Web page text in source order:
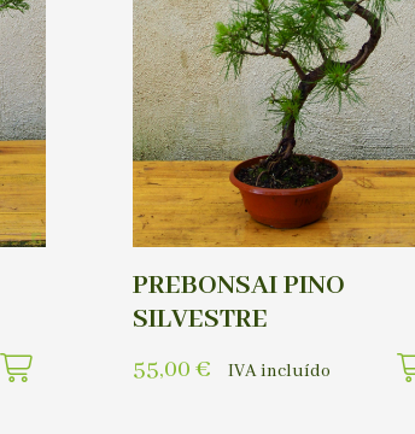
PREBONSAI PINO
SILVESTRE
55,00 € IVA incluído